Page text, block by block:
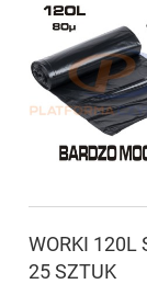
WORKI 120L
25 SZTUK